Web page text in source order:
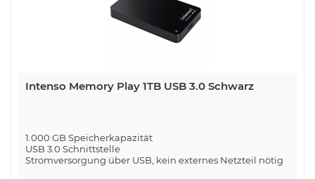
Intenso Memory Play 1TB USB 3.0 Schwarz
1.000 GB Speicherkapazität
USB 3.0 Schnittstelle
Stromversorgung über USB, kein externes Netzteil nötig